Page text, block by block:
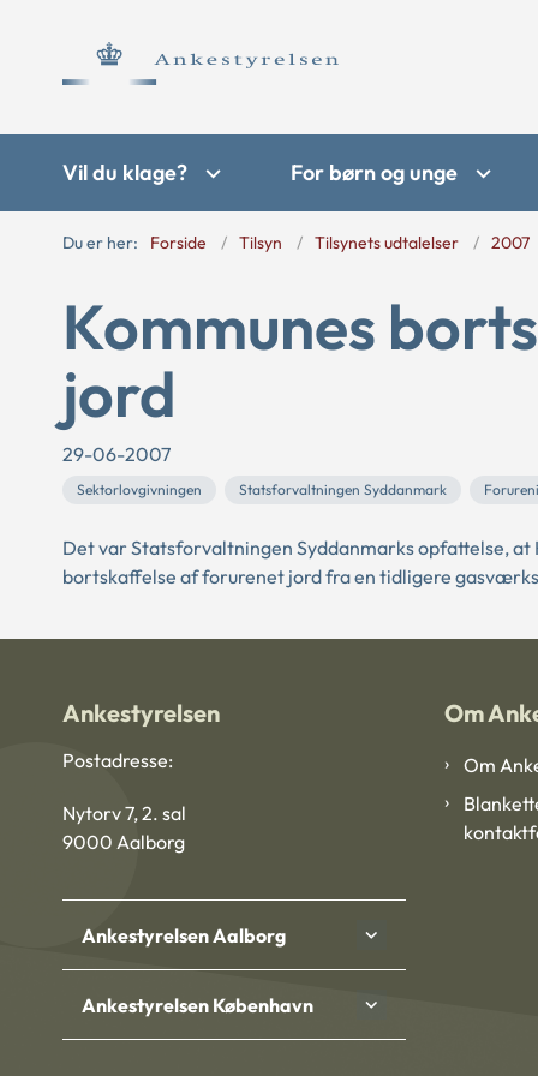
Vil du klage? For børn og unge
Du er her: Forside Tilsyn Tilsynets udtalelser 2007
Kommunes
jord
29-06-2007
Sektorlovgivningen Statsforvaltningen Syddanmark
Det var Statsforvaltningen Syddanmarks opfattelse,
bortskaffelse af forurenet jord fra en tidligere
Ankestyrelsen
Postadresse:
Nytorv 7, 2. sal
9000 Aalborg
Ankestyrelsen Aalborg
Ankestyrelsen København
Om
Om